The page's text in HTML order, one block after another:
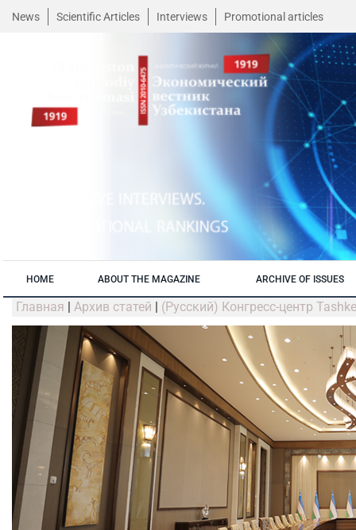
News Scientific Articles Interviews Promotional articles
HOME ABOUT THE MAGAZINE ARCHIVE OF ISSUES
Главная | Архив статей | (Русский) Конгресс-центр